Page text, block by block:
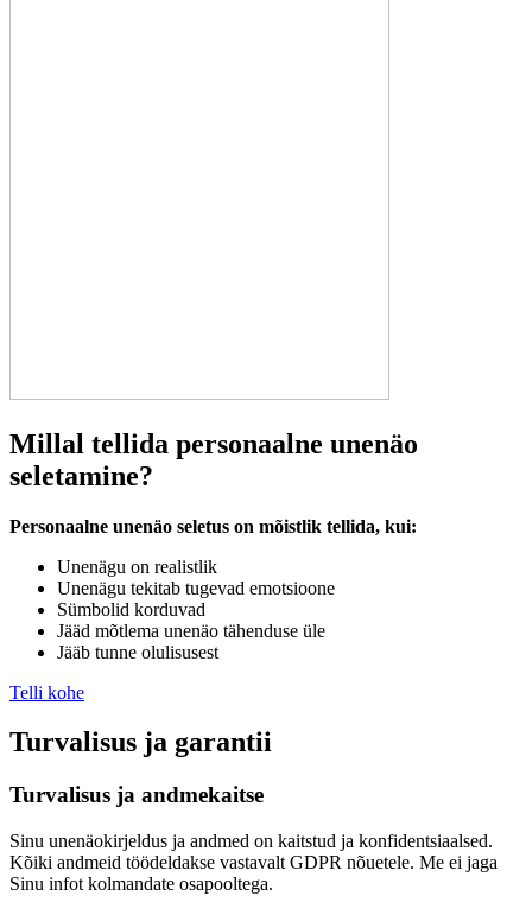
Millal tellida personaalne unenäo
seletamine?
Personaalne unenäo seletus on mõistlik tellida, kui:
Unenägu on realistlik
Unenägu tekitab tugevad emotsioone
Sümbolid korduvad
Jääd mõtlema unenäo tähenduse üle
Jääb tunne olulisusest
Telli kohe
Turvalisus ja garantii
Turvalisus ja andmekaitse
Sinu unenäokirjeldus ja andmed on kaitstud ja konfidentsiaalsed.
Kõiki andmeid töödeldakse vastavalt GDPR nõuetele. Me ei jaga
Sinu infot kolmandate osapooltega.